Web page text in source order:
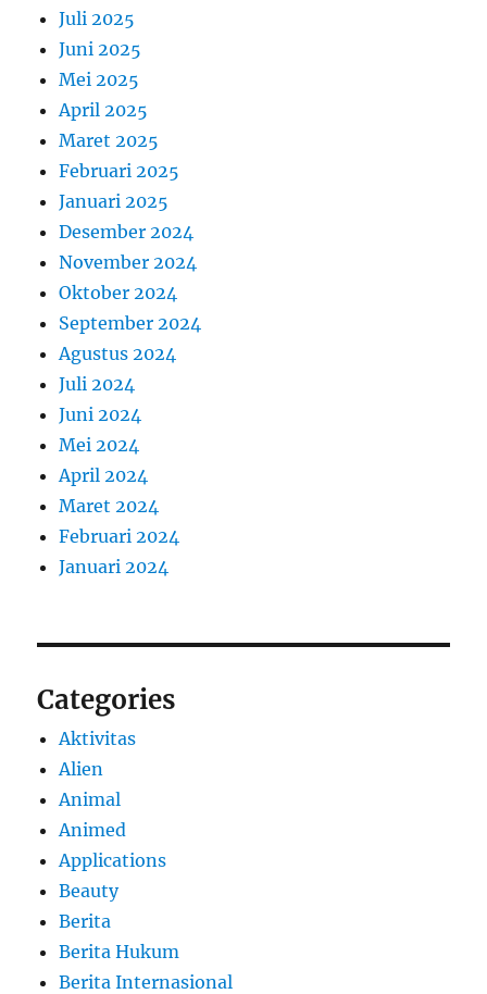
Juli 2025
Juni 2025
Mei 2025
April 2025
Maret 2025
Februari 2025
Januari 2025
Desember 2024
November 2024
Oktober 2024
September 2024
Agustus 2024
Juli 2024
Juni 2024
Mei 2024
April 2024
Maret 2024
Februari 2024
Januari 2024
Categories
Aktivitas
Alien
Animal
Animed
Applications
Beauty
Berita
Berita Hukum
Berita Internasional